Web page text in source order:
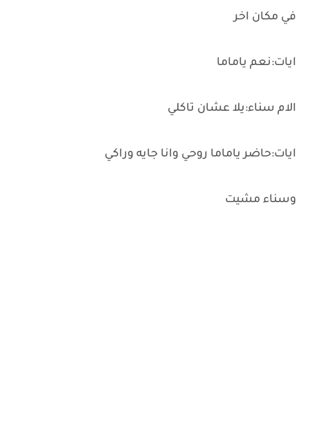
في مكان اخر
ايات:نعم ياماما
الام سناء:يلا عشان تاكلي
ايات:حاضر ياماما روحي وانا جايه وراكي
وسناء مشيت